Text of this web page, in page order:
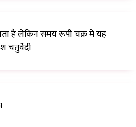
है लेकिन समय रूपी चक्र मे यह
चतुर्वेदी